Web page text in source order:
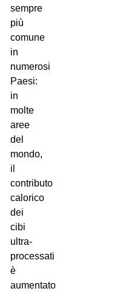
sempre
più
comune
in
numerosi
Paesi:
in
molte
aree
del
mondo,
il
contributo
calorico
dei
cibi
ultra-
processati
è
aumentato